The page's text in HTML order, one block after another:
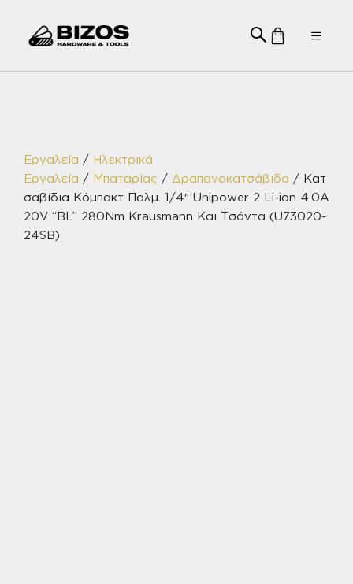
Menu
Εργαλεία / Ηλεκτρικά
Εργαλεία / Μπαταρίας / Δραπανοκατσάβιδα / Κατ
σαβίδια Κόμπακτ Παλμ. 1/4″ Unipower 2 Li-ion 4.0A
20V “BL” 280Nm Krausmann Και Τσάντα (U73020-
24SB)